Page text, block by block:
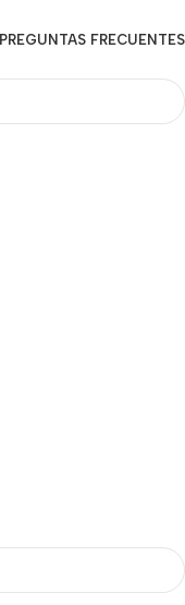
PREGUNTAS FRECUENTES